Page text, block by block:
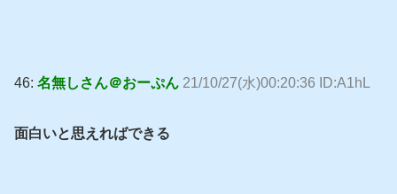
46: 名無しさん＠おーぷん 21/10/27(水)00:20:36 ID:A1hL
面白いと思えればできる